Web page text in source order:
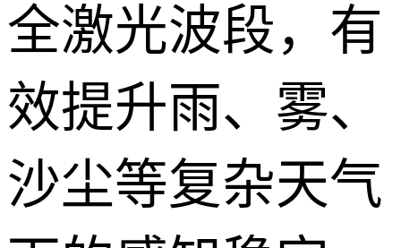
全激光波段，有
效提升雨、雾、
沙尘等复杂天气